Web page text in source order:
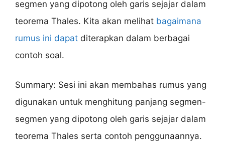
segmen yang dipotong oleh garis sejajar dalam
teorema Thales. Kita akan melihat bagaimana
rumus ini dapat diterapkan dalam berbagai
contoh soal.
Summary: Sesi ini akan membahas rumus yang
digunakan untuk menghitung panjang segmen-
segmen yang dipotong oleh garis sejajar dalam
teorema Thales serta contoh penggunaannya.